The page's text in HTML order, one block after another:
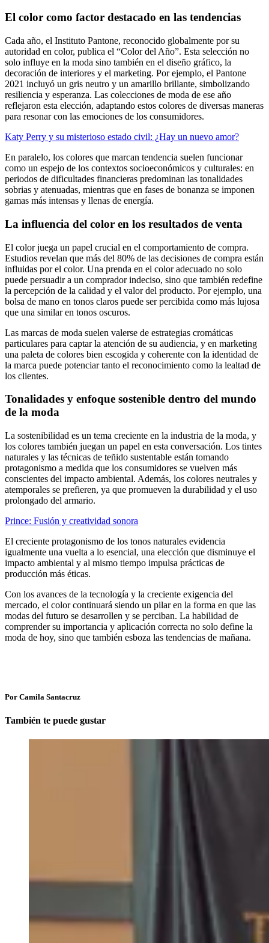
El color como factor destacado en las tendencias
Cada año, el Instituto Pantone, reconocido globalmente por su
autoridad en color, publica el “Color del Año”. Esta selección no
solo influye en la moda sino también en el diseño gráfico, la
decoración de interiores y el marketing. Por ejemplo, el Pantone
2021 incluyó un gris neutro y un amarillo brillante, simbolizando
resiliencia y esperanza. Las colecciones de moda de ese año
reflejaron esta elección, adaptando estos colores de diversas maneras
para resonar con las emociones de los consumidores.
Katy Perry y su misterioso estado civil: ¿Hay un nuevo amor?
En paralelo, los colores que marcan tendencia suelen funcionar
como un espejo de los contextos socioeconómicos y culturales: en
periodos de dificultades financieras predominan las tonalidades
sobrias y atenuadas, mientras que en fases de bonanza se imponen
gamas más intensas y llenas de energía.
La influencia del color en los resultados de venta
El color juega un papel crucial en el comportamiento de compra.
Estudios revelan que más del 80% de las decisiones de compra están
influidas por el color. Una prenda en el color adecuado no solo
puede persuadir a un comprador indeciso, sino que también redefine
la percepción de la calidad y el valor del producto. Por ejemplo, una
bolsa de mano en tonos claros puede ser percibida como más lujosa
que una similar en tonos oscuros.
Las marcas de moda suelen valerse de estrategias cromáticas
particulares para captar la atención de su audiencia, y en marketing
una paleta de colores bien escogida y coherente con la identidad de
la marca puede potenciar tanto el reconocimiento como la lealtad de
los clientes.
Tonalidades y enfoque sostenible dentro del mundo
de la moda
La sostenibilidad es un tema creciente en la industria de la moda, y
los colores también juegan un papel en esta conversación. Los tintes
naturales y las técnicas de teñido sustentable están tomando
protagonismo a medida que los consumidores se vuelven más
conscientes del impacto ambiental. Además, los colores neutrales y
atemporales se prefieren, ya que promueven la durabilidad y el uso
prolongado del armario.
Prince: Fusión y creatividad sonora
El creciente protagonismo de los tonos naturales evidencia
igualmente una vuelta a lo esencial, una elección que disminuye el
impacto ambiental y al mismo tiempo impulsa prácticas de
producción más éticas.
Con los avances de la tecnología y la creciente exigencia del
mercado, el color continuará siendo un pilar en la forma en que las
modas del futuro se desarrollen y se perciban. La habilidad de
comprender su importancia y aplicación correcta no solo define la
moda de hoy, sino que también esboza las tendencias de mañana.
Por Camila Santacruz
También te puede gustar